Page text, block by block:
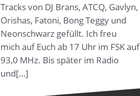
Tracks von DJ Brans, ATCQ, Gavlyn,
Orishas, Fatoni, Bong Teggy und
Neonschwarz gefüllt. Ich freu
mich auf Euch ab 17 Uhr im FSK auf
93,0 MHz. Bis später im Radio
und[…]